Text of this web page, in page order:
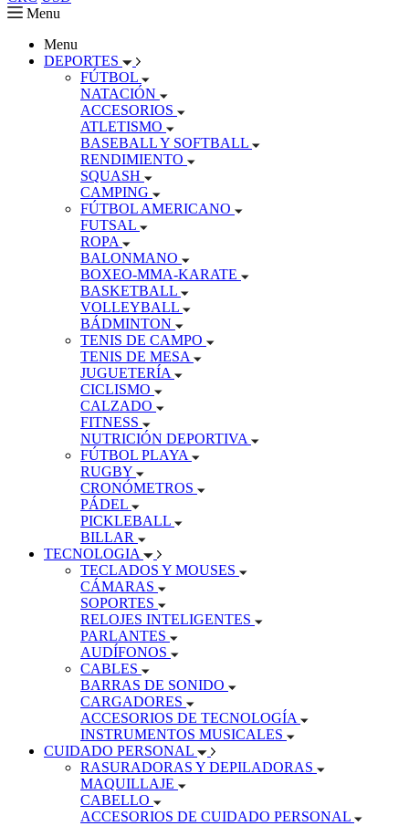
Menu
Menu
DEPORTES
FÚTBOL
NATACIÓN
ACCESORIOS
ATLETISMO
BASEBALL Y SOFTBALL
RENDIMIENTO
SQUASH
CAMPING
FÚTBOL AMERICANO
FUTSAL
ROPA
BALONMANO
BOXEO-MMA-KARATE
BASKETBALL
VOLLEYBALL
BÁDMINTON
TENIS DE CAMPO
TENIS DE MESA
JUGUETERÍA
CICLISMO
CALZADO
FITNESS
NUTRICIÓN DEPORTIVA
FÚTBOL PLAYA
RUGBY
CRONÓMETROS
PÁDEL
PICKLEBALL
BILLAR
TECNOLOGIA
TECLADOS Y MOUSES
CÁMARAS
SOPORTES
RELOJES INTELIGENTES
PARLANTES
AUDÍFONOS
CABLES
BARRAS DE SONIDO
CARGADORES
ACCESORIOS DE TECNOLOGÍA
INSTRUMENTOS MUSICALES
CUIDADO PERSONAL
RASURADORAS Y DEPILADORAS
MAQUILLAJE
CABELLO
ACCESORIOS DE CUIDADO PERSONAL